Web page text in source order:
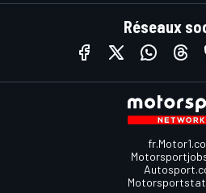
Réseaux